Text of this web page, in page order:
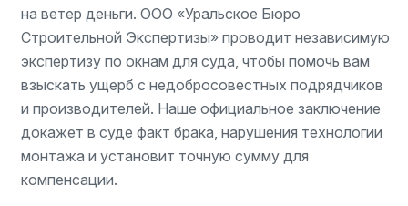
на ветер деньги. ООО «Уральское Бюро
Строительной Экспертизы» проводит независимую
экспертизу по окнам для суда, чтобы помочь вам
взыскать ущерб с недобросовестных подрядчиков
и производителей. Наше официальное заключение
докажет в суде факт брака, нарушения технологии
монтажа и установит точную сумму для
компенсации.